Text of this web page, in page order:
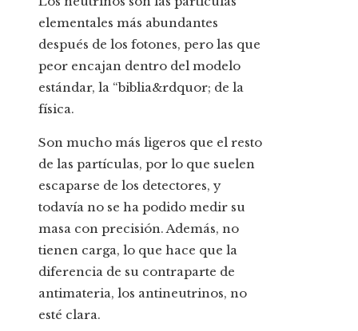
elementales más abundantes
después de los fotones, pero las que
peor encajan dentro del modelo
estándar, la “biblia&rdquor; de la
física.
Son mucho más ligeros que el resto
de las partículas, por lo que suelen
escaparse de los detectores, y
todavía no se ha podido medir su
masa con precisión. Además, no
tienen carga, lo que hace que la
diferencia de su contraparte de
antimateria, los antineutrinos, no
esté clara.